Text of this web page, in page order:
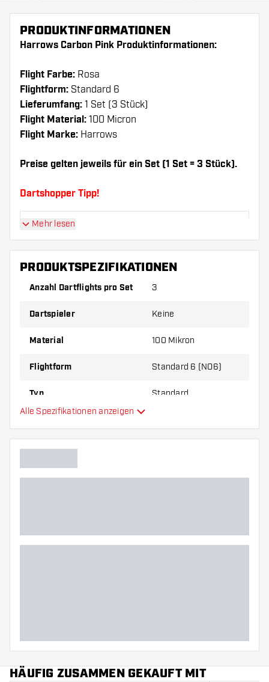
PRODUKTINFORMATIONEN
Harrows Carbon Pink Produktinformationen:
Flight Farbe: Rosa
Flightform: Standard 6
Lieferumfang: 1 Set (3 Stück)
Flight Material: 100 Micron
Flight Marke: Harrows
Preise gelten jeweils für ein Set (1 Set = 3 Stück).
Dartshopper Tipp!
Sorgen Sie für genügend Ersatz Flights und
Shafts. Diese können sich durch Gebrauch
Probieren Sie eine andere Form, ein anderes
um herauszufinden, welche Variante am besten
zu Ihnen passt!
Mehr lesen
PRODUKTSPEZIFIKATIONEN
Anzahl Dartflights pro Set 3
Dartspieler Keine
Material 100 Mikron
Flightform Standard 6 (NO6)
Typ Standard
Hauptfarbe
Alle Spezifikationen anzeigen
HÄUFIG ZUSAMMEN GEKAUFT MIT